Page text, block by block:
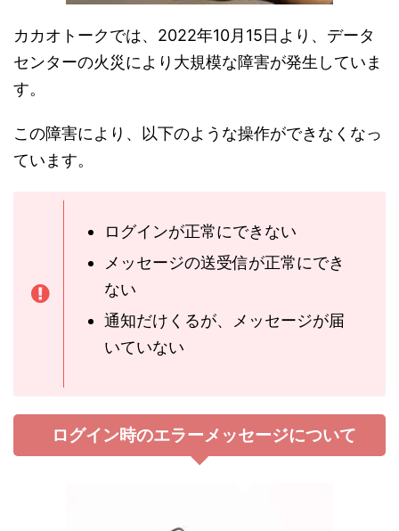
カカオトークでは、2022年10月15日より、データ
センターの火災により大規模な障害が発生していま
す。
この障害により、以下のような操作ができなくなっ
ています。
ログインが正常にできない
メッセージの送受信が正常にでき
ない
通知だけくるが、メッセージが届
いていない
ログイン時のエラーメッセージについて